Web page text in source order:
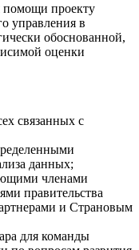
помощи проекту
управления в
обоснованной,
оценки
связанных с
данных;
членами
правительства
и Страновым
для команды